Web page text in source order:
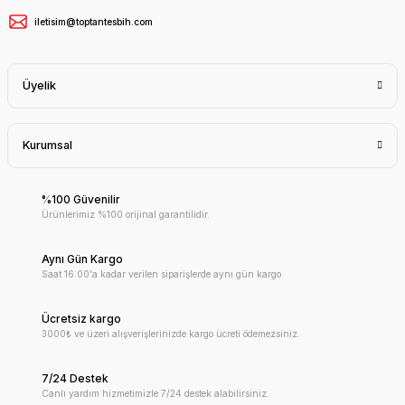
iletisim@toptantesbih.com
Üyelik
Kurumsal
%100 Güvenilir
Ürünlerimiz %100 orijinal garantilidir.
Aynı Gün Kargo
Saat 16:00'a kadar verilen siparişlerde aynı gün kargo
Ücretsiz kargo
3000₺ ve üzeri alışverişlerinizde kargo ücreti ödemezsiniz.
7/24 Destek
Canlı yardım hizmetimizle 7/24 destek alabilirsiniz.